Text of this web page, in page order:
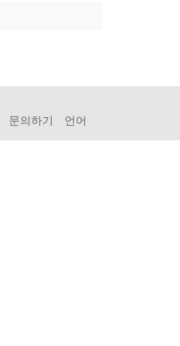
문의하기 언어